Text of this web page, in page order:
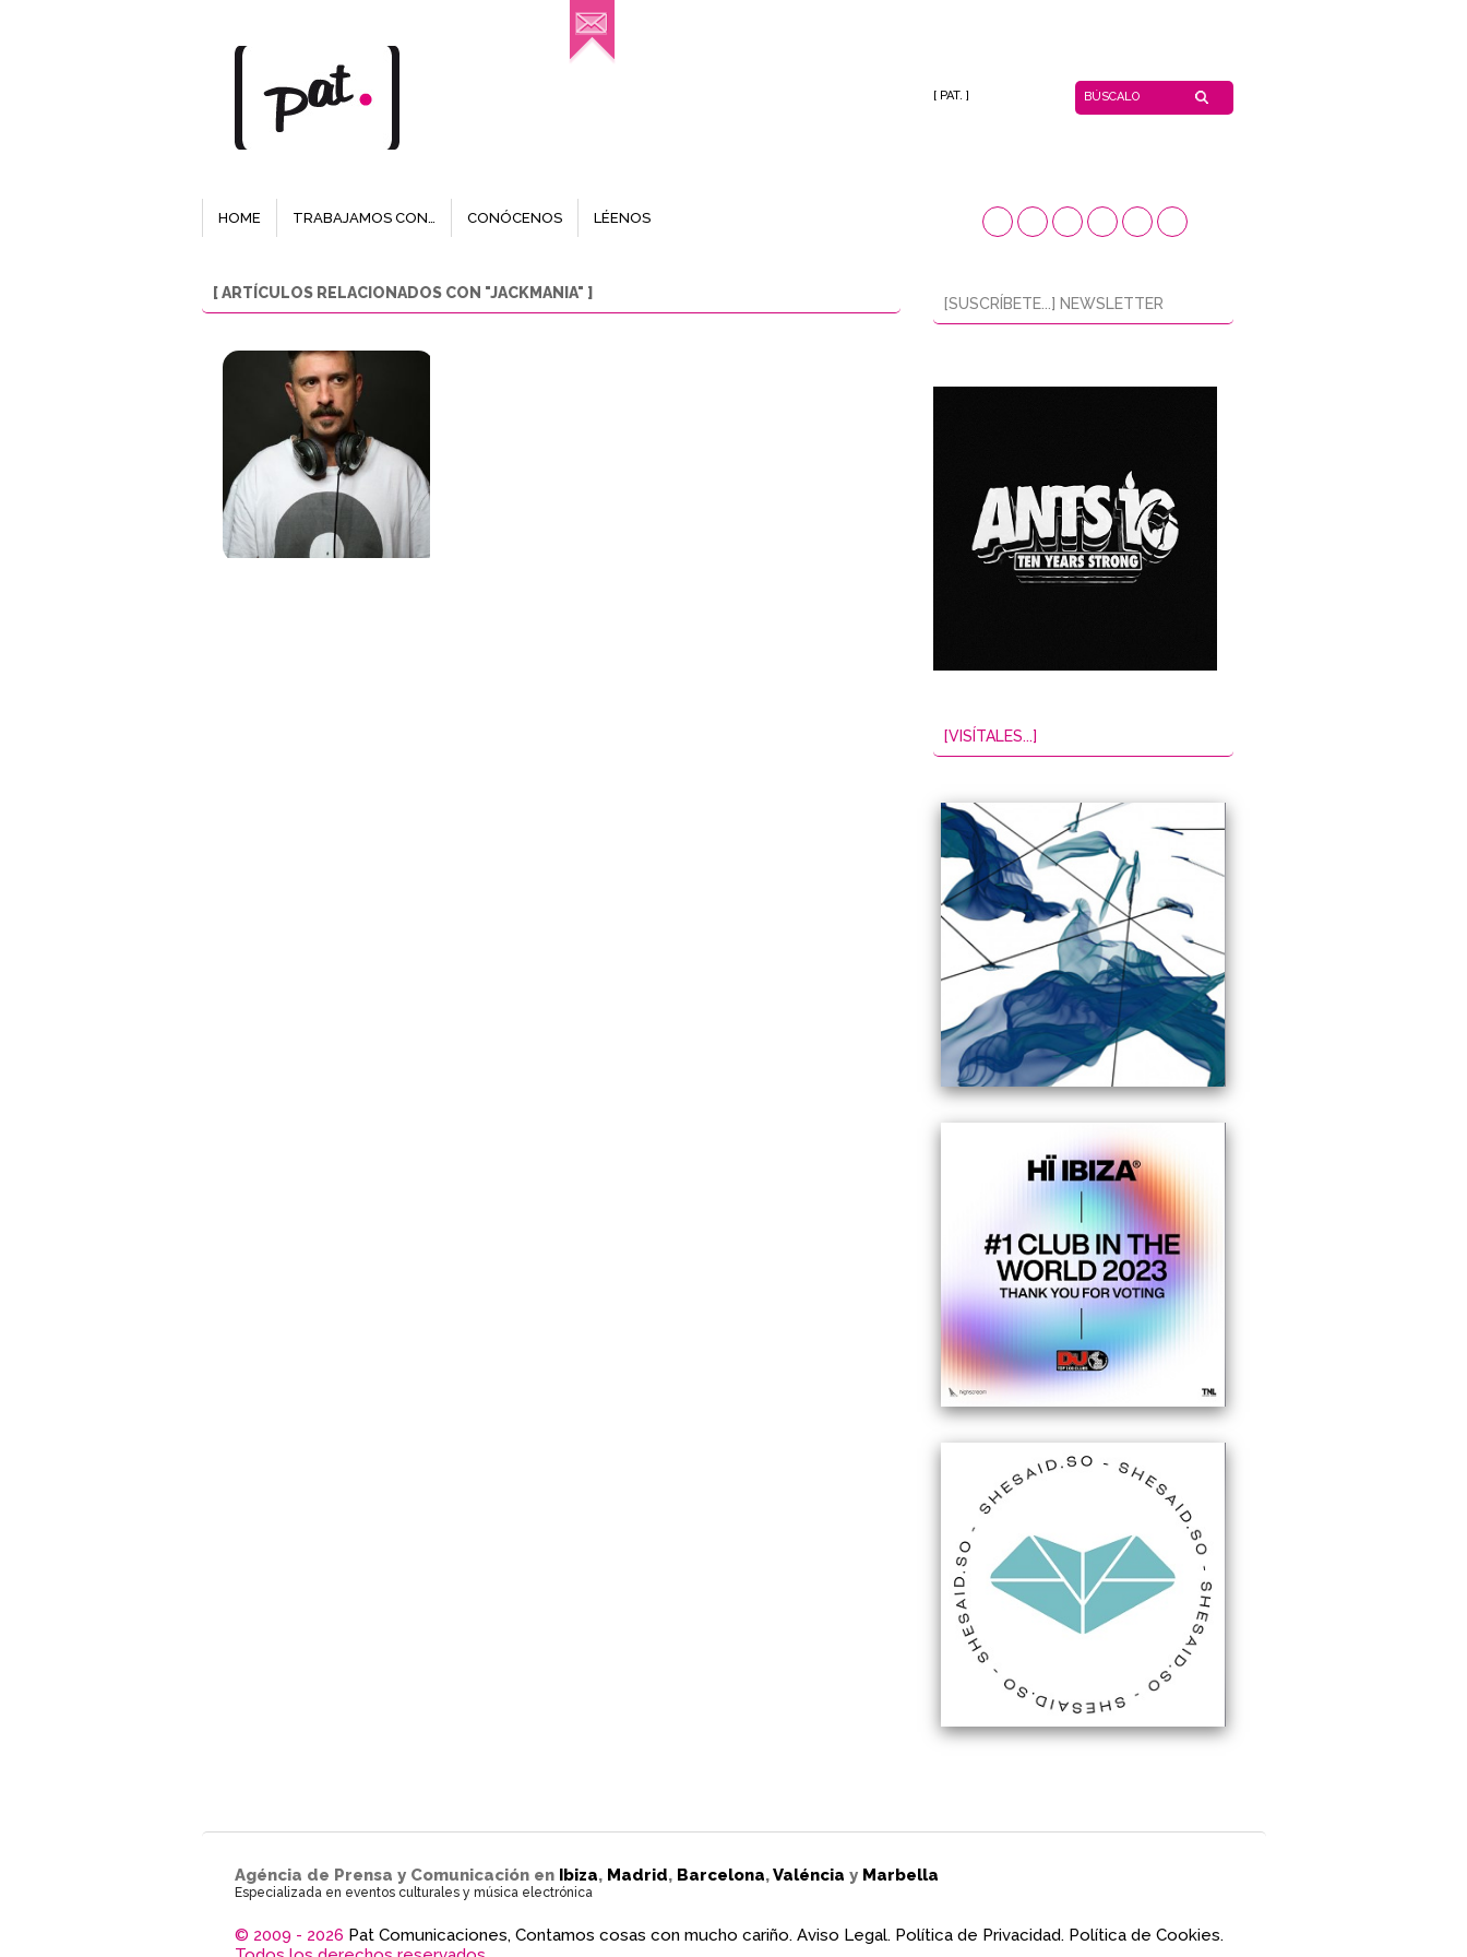
[ PAT. ]
HOME TRABAJAMOS CON… CONÓCENOS LÉENOS
[ ARTÍCULOS RELACIONADOS CON "JACKMANIA" ]
[SUSCRÍBETE...] NEWSLETTER
[VISÍTALES...]
Agéncia de Prensa y Comunicación en Ibiza, Madrid, Barcelona,Valéncia y Marbella
Especializada en eventos culturales y música electrónica
© 2009 - 2026 Pat Comunicaciones, Contamos cosas con mucho cariño. Aviso Legal. Política de Privacidad. Política de Cookies.